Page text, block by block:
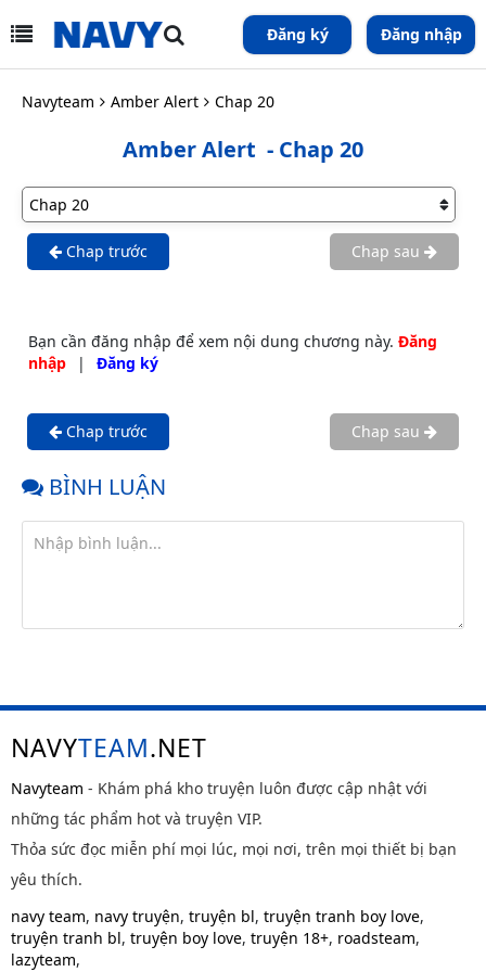
Đăng ký Đăng nhập
Navyteam Amber Alert Chap 20
Amber Alert - Chap 20
Chap trước Chap sau
Bạn cần đăng nhập để xem nội dung chương này. Đăng
nhập
| Đăng ký
Chap trước Chap sau
BÌNH LUẬN
NAVYTEAM.NET
Navyteam - Khám phá kho truyện luôn được cập nhật với
những tác phẩm hot và truyện VIP.
Thỏa sức đọc miễn phí mọi lúc, mọi nơi, trên mọi thiết bị bạn
yêu thích.
navy team, navy truyện, truyện bl, truyện tranh boy love,
truyện tranh bl, truyện boy love, truyện 18+, roadsteam,
lazyteam,